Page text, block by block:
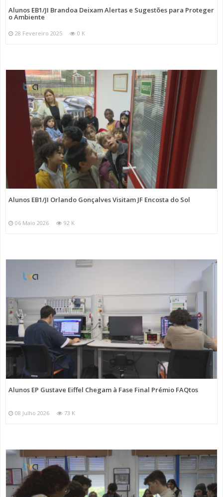
Alunos EB1/JI Brandoa Deixam Alertas e Sugestões para Proteger
o Ambiente
28 Fevereiro 2025 0 K
Alunos EB1/JI Orlando Gonçalves Visitam JF Encosta do Sol
06 Maio 2026 92 K
Alunos EP Gustave Eiffel Chegam à Fase Final Prémio FAQtos
08 Julho 2026 73 K